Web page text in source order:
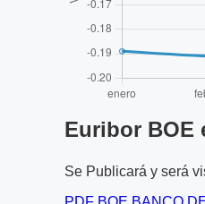
Euribor BOE
Se Publicará y será